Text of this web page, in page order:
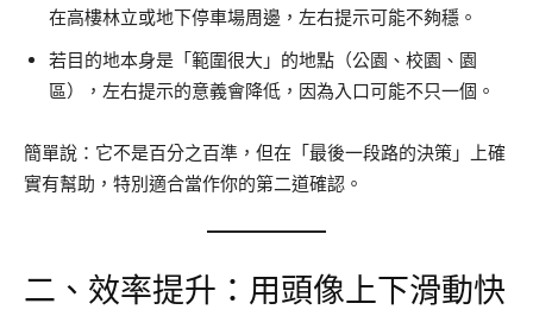
在高樓林立或地下停車場周邊，左右提示可能不夠穩。
若目的地本身是「範圍很大」的地點（公園、校園、園
區），左右提示的意義會降低，因為入口可能不只一個。
簡單說：它不是百分之百準，但在「最後一段路的決策」上確
實有幫助，特別適合當作你的第二道確認。
二、效率提升：用頭像上下滑動快